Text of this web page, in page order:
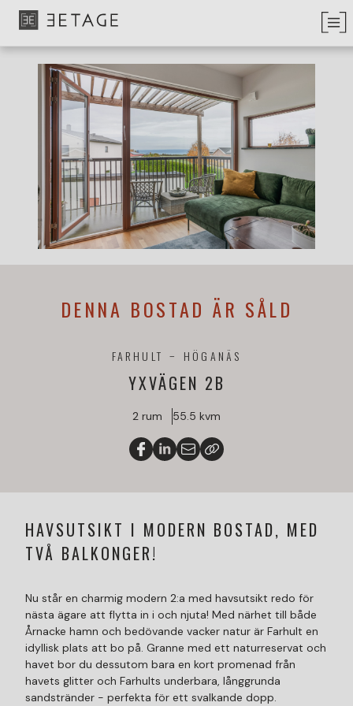
DENNA BOSTAD ÄR SÅLD
YXVÄGEN 2B
FARHULT HÖGANÄS
2 rum 55.5 kvm
HAVSUTSIKT I MODERN BOSTAD, MED
TVÅ BALKONGER!
Nu står en charmig modern 2:a med havsutsikt redo för
nästa ägare att flytta in i och njuta! Med närhet till både
Årnacke hamn och bedövande vacker natur är Farhult en
idyllisk plats att bo på. Granne med ett naturreservat och
havet bor du dessutom bara en kort promenad från
havets glitter och Farhults underbara, långgrunda
sandstränder - perfekta för ett svalkande dopp.